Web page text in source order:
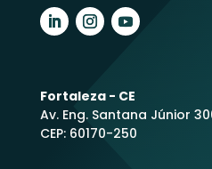
Fortaleza - CE
Av. Eng. Santana Júnior
CEP: 60170-250